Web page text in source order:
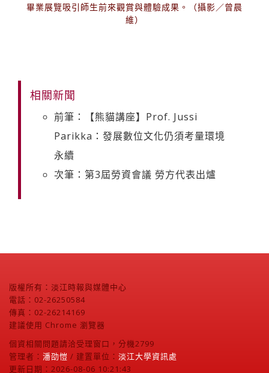
畢業展覽吸引師生前來觀賞與體驗成果。（攝影／曾晨
維）
相關新聞
前筆：【熊貓講座】Prof. Jussi
Parikka：發展數位文化仍須考量環境
永續
次筆：第3屆勞資會議 勞方代表出爐
版權所有：淡江時報與媒體中心
電話：02-26250584
傳真：02-26214169
建議使用 Chrome 瀏覽器
個資相關問題請洽受理窗口，分機2799
管理者： 潘劭愷 / 建置單位： 淡江大學資訊處
更新日期：2026-08-06 10:21:43